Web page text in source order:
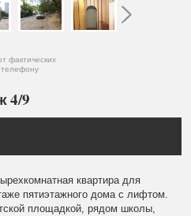
фактических
телефону
4/9
квартира для
пятиэтажного дома с лифтом.
площадкой, рядом школы,